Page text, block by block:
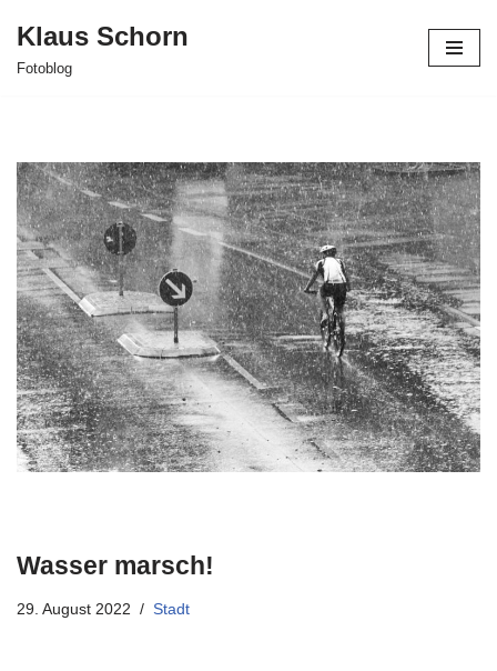
Zum
Klaus Schorn
Fotoblog
Wasser marsch!
29. August 2022 Stadt